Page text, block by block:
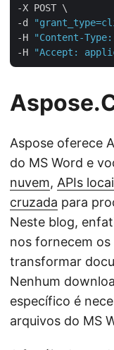
-X POST \
-d
-H
"Content-
-H
"Accept:
Aspose oferece
do MS Word e
nuvem, APIs
cruzada para
Neste blog,
nos fornecem os
transformar
Nenhum
específico é
arquivos do MS